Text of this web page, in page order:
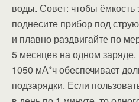
воды. Совет: чтобы ёмкость
поднесите прибор под
и плавно раздвигайте по
5 месяцев на одном
1050 мА*ч обеспечивает
подзарядки. Если